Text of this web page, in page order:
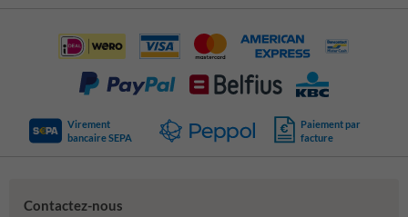
Virement
bancaire SEPA
Paiement par
facture
Contactez-nous